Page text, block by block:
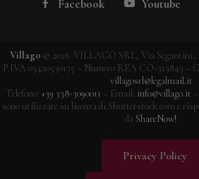
Facebook Youtube
Villago © 2026. VILLAGO SRL, Via Segantini,
P.IVA 03420530135 – Numero REA CO-313845 –
villagosrl@legalmail.it
Telefono: +39 338-3090011 – Email: info@villago.it
sono utilizzate su licenza di Shutterstock.com e
da ShareNow!
Privacy Policy